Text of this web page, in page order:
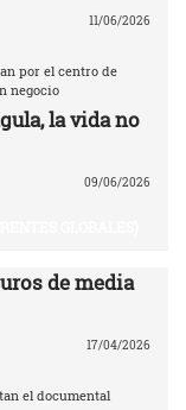
11/06/2026
por el centro de
negocio
la vida no
09/06/2026
de media
17/04/2026
el documental